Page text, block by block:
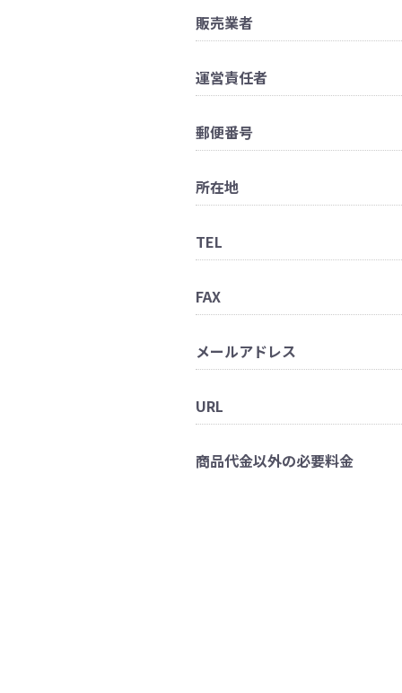
販売業者
運営責任者
郵便番号
所在地
TEL
FAX
メールアドレス
URL
商品代金以外の必要料金